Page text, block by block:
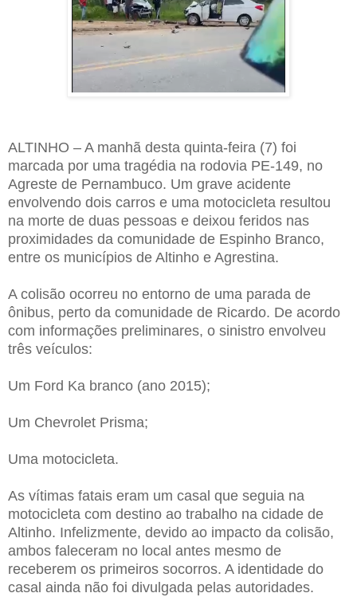
ALTINHO – A manhã desta quinta-feira (7) foi
marcada por uma tragédia na rodovia PE-149, no
Agreste de Pernambuco. Um grave acidente
envolvendo dois carros e uma motocicleta resultou
na morte de duas pessoas e deixou feridos nas
proximidades da comunidade de Espinho Branco,
entre os municípios de Altinho e Agrestina.
A colisão ocorreu no entorno de uma parada de
ônibus, perto da comunidade de Ricardo. De acordo
com informações preliminares, o sinistro envolveu
três veículos:
Um Ford Ka branco (ano 2015);
Um Chevrolet Prisma;
Uma motocicleta.
As vítimas fatais eram um casal que seguia na
motocicleta com destino ao trabalho na cidade de
Altinho. Infelizmente, devido ao impacto da colisão,
ambos faleceram no local antes mesmo de
receberem os primeiros socorros. A identidade do
casal ainda não foi divulgada pelas autoridades.